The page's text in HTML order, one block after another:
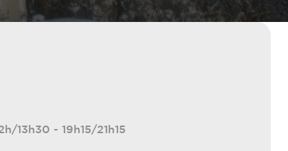
13h30 - 19h15/21h15